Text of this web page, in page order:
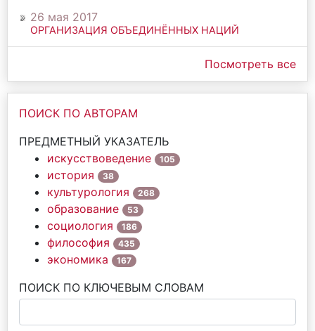
26 мая 2017
ОРГАНИЗАЦИЯ ОБЪЕДИНЁННЫХ НАЦИЙ
Посмотреть все
ПОИСК ПО АВТОРАМ
ПРЕДМЕТНЫЙ УКАЗАТЕЛЬ
искусствоведение
105
история 38
культурология 268
образование 53
социология 186
философия 435
экономика 167
ПОИСК ПО КЛЮЧЕВЫМ СЛОВАМ